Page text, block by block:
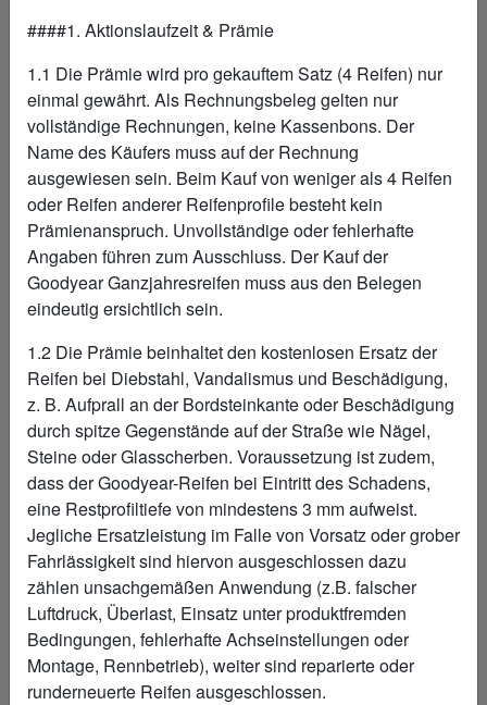
PROFITIEREN SIE VOM
RUNDUMSCHUTZ
MIT DER VECTOR PROTECTOR
CARD
1 Jahr Rundumschutz
Zur Rundumschutz-Verlängerung
JETZT 4 GOODYEAR
GANZJAHRESREIFEN
KAUFEN
UND
####1. Aktionslaufzeit & Prämie
1.1 Die Prämie wird pro gekauftem Satz (4 Reifen) nur
einmal gewährt. Als Rechnungsbeleg gelten nur
vollständige Rechnungen, keine Kassenbons. Der
Name des Käufers muss auf der Rechnung
ausgewiesen sein. Beim Kauf von weniger als 4 Reifen
oder Reifen anderer Reifenprofile besteht kein
Prämienanspruch. Unvollständige oder fehlerhafte
Angaben führen zum Ausschluss. Der Kauf der
Goodyear Ganzjahresreifen muss aus den Belegen
eindeutig ersichtlich sein.
1.2 Die Prämie beinhaltet den kostenlosen Ersatz der
Reifen bei Diebstahl, Vandalismus und Beschädigung,
z. B. Aufprall an der Bordsteinkante oder Beschädigung
durch spitze Gegenstände auf der Straße wie Nägel,
Steine oder Glasscherben. Voraussetzung ist zudem,
dass der Goodyear-Reifen bei Eintritt des Schadens,
eine Restprofiltiefe von mindestens 3 mm aufweist.
Jegliche Ersatzleistung im Falle von Vorsatz oder grober
Fahrlässigkeit sind hiervon ausgeschlossen dazu
zählen unsachgemäßen Anwendung (z.B. falscher
Luftdruck, Überlast, Einsatz unter produktfremden
Bedingungen, fehlerhafte Achseinstellungen oder
Montage, Rennbetrieb), weiter sind reparierte oder
runderneuerte Reifen ausgeschlossen.